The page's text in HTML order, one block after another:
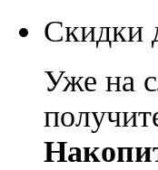
Скидки
Уже на